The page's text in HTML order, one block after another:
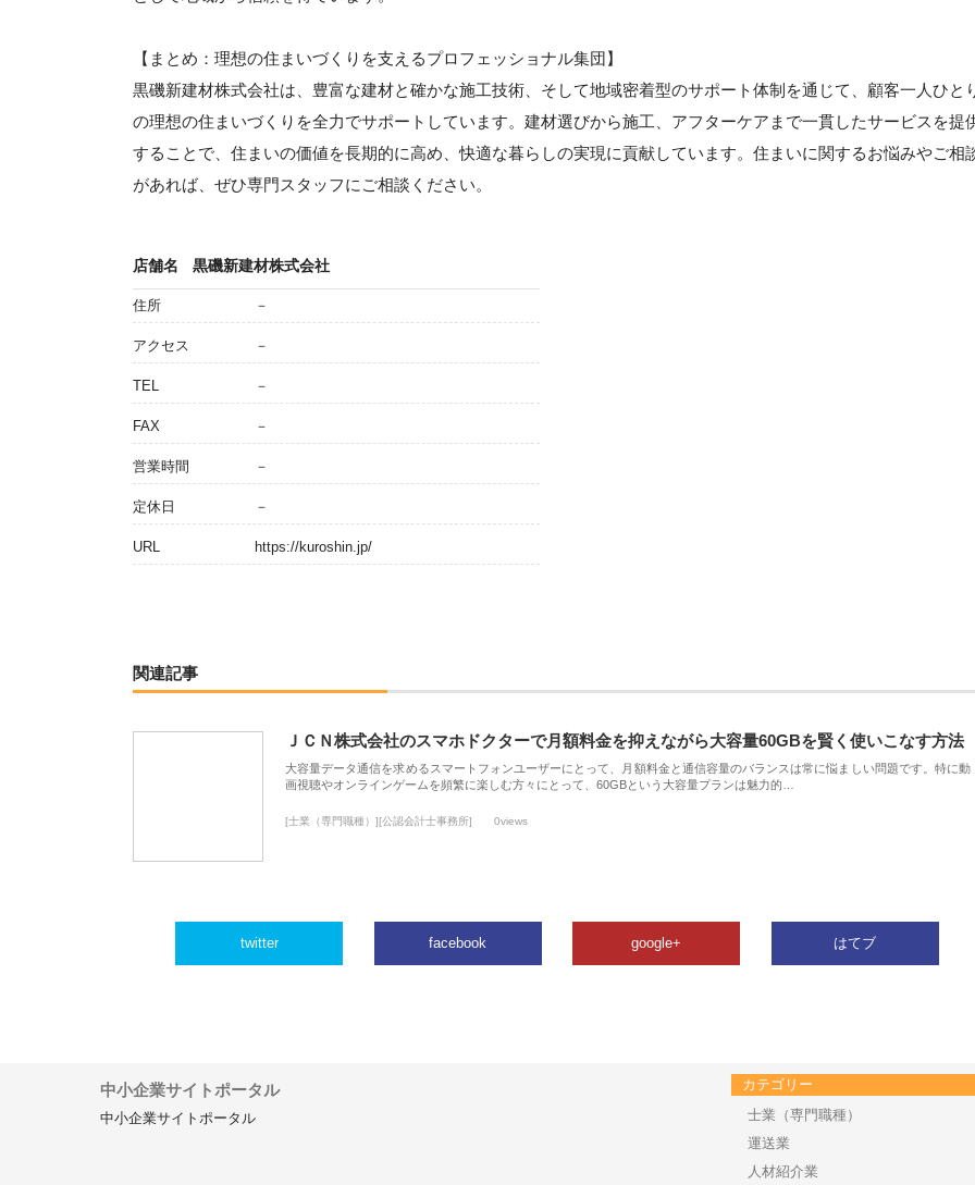
【まとめ：理想の住まいづくりを支えるプロフェッショナル集団】
黒磯新建材株式会社は、豊富な建材と確かな施工技術、そして地域密着型のサポート体制を通じて、顧客一人ひと
の理想の住まいづくりを全力でサポートしています。建材選びから施工、アフターケアまで一貫したサービスを提
することで、住まいの価値を長期的に高め、快適な暮らしの実現に貢献しています。住まいに関するお悩みやご相
があれば、ぜひ専門スタッフにご相談ください。
店舗名 黒磯新建材株式会社
住所 －
アクセス －
TEL －
FAX －
営業時間 －
定休日 －
URL https://kuroshin.jp/
関連記事
ＪＣＮ株式会社のスマホドクターで月額料金を抑えながら大容量60GBを賢く使いこなす方法
大容量データ通信を求めるスマートフォンユーザーにとって、月額料金と通信容量のバランスは常に悩ましい問題です。特に動
画視聴やオンラインゲームを頻繁に楽しむ方々にとって、60GBという大容量プランは魅力的…
[士業（専門職種）][公認会計士事務所] 0views
twitter facebook google+ はてブ
中小企業サイトポータル
中小企業サイトポータル
カテゴリー
士業（専門職種）
運送業
人材紹介業